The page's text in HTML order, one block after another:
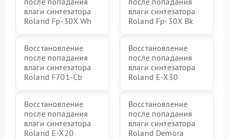
влаги синтезатора
Roland Fp-30X Wh
влаги синтезатора
Roland Fp-30X Bk
Восстановление
после попадания
влаги синтезатора
Roland F701-Cb
Восстановление
после попадания
влаги синтезатора
Roland E-X30
Восстановление
после попадания
влаги синтезатора
Roland E-X20
Восстановление
после попадания
влаги синтезатора
Roland Demora